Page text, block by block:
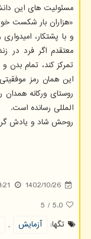
مسئولیت های این
«هزاران بار شکست
و با پشتکار،
معتقدم اگر فرد در
تمرکز کند، تمام بدن
این همان رمز
روستای ورکانه
المللی رسانده است.
روحش شاد و یادش
1402/10/26
5.0
/
5
تگها:
آزمایش ,